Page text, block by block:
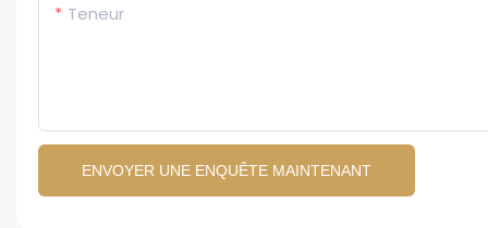
Teneur
ENVOYER UNE ENQUÊTE MAINTENANT